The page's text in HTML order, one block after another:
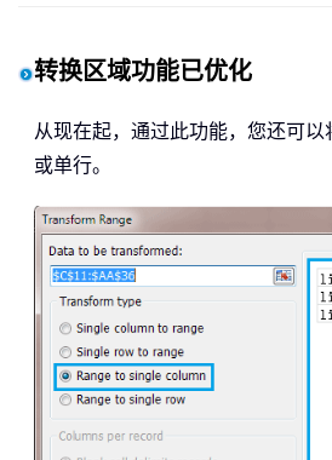
转换区域功能已优化
从现在起，通过此功能，您还可以
或单行。